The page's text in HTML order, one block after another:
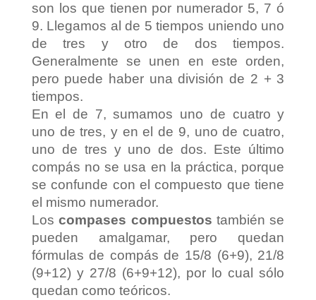
son los que tienen por numerador 5, 7 ó
9. Llegamos al de 5 tiempos uniendo uno
de tres y otro de dos tiempos.
Generalmente se unen en este orden,
pero puede haber una división de 2 + 3
tiempos.
En el de 7, sumamos uno de cuatro y
uno de tres, y en el de 9, uno de cuatro,
uno de tres y uno de dos. Este último
compás no se usa en la práctica, porque
se confunde con el compuesto que tiene
el mismo numerador.
Loscompases compuestos también se
pueden amalgamar, pero quedan
fórmulas de compás de 15/8 (6+9), 21/8
(9+12) y 27/8 (6+9+12), por lo cual sólo
quedan como teóricos.